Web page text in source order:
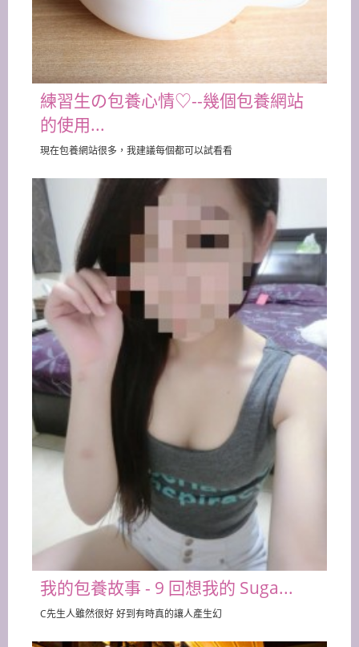
練習生の包養心情♡--幾個包養網站
的使用...
現在包養網站很多，我建議每個都可以試看看
我的包養故事 - 9 回想我的 Suga...
C先生人雖然很好 好到有時真的讓人產生幻